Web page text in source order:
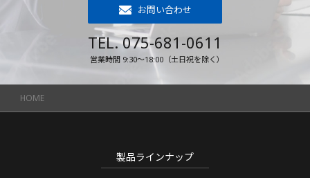
お問い合わせ
TEL. 075-681-0611
営業時間 9:30～18:00（土日祝を除く）
HOME
製品ラインナップ